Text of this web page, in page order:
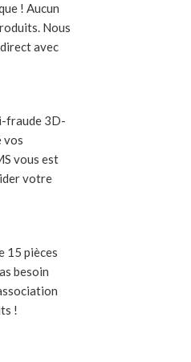
! Aucun
Nous
avec
fraude 3D-
vos
vous est
votre
15 pièces
besoin
!